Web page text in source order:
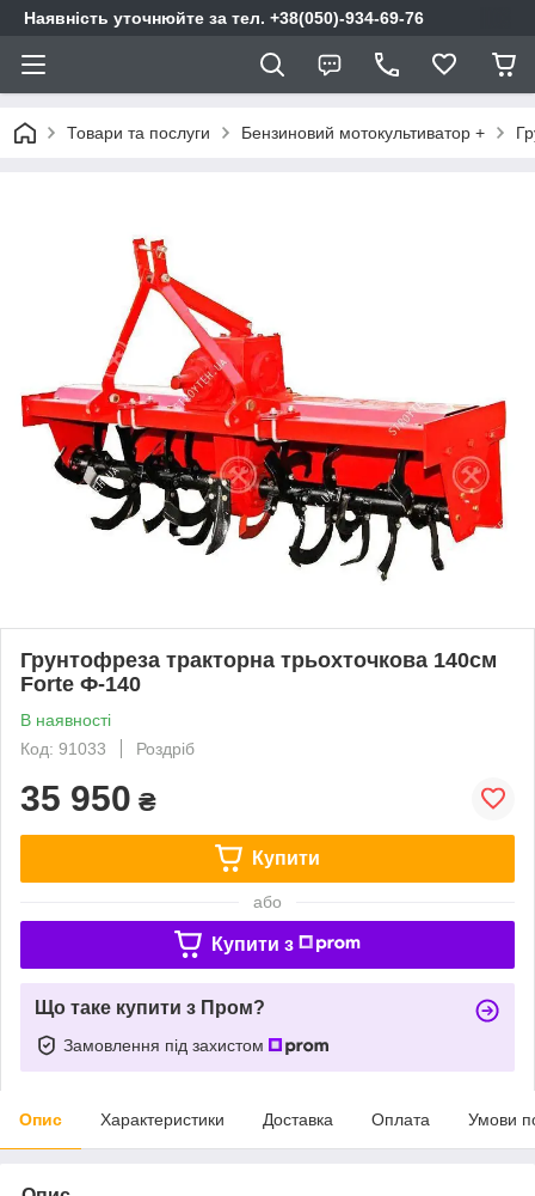
Наявність уточнюйте за тел. +38(050)-934-69-76
Товари та послуги Бензиновий мотокультиватор +
Грунтофреза тракторна трьохточкова 140см
Forte Ф-140
В наявності
Код: 91033
Роздріб
35 950 ₴
Купити
або
Купити з
Що таке купити з Пром?
Замовлення під захистом
Опис Характеристики Доставка Оплата Умови